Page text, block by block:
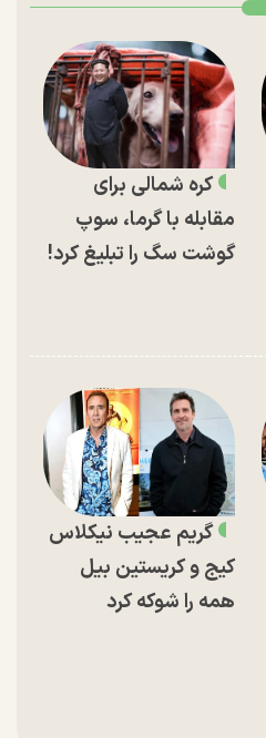
کره شمالی برای
مقابله با گرما، سوپ
گوشت سگ را تبلیغ کرد!
گریم عجیب نیکلاس
کیج و کریستین بیل
همه را شوکه کرد